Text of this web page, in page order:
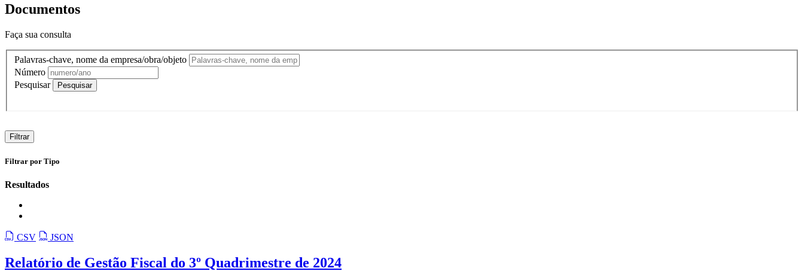
Documentos
Faça sua consulta
Palavras-chave, nome da empresa/obra/objeto
Número
Pesquisar
Filtrar
Filtrar por Tipo
Resultados
CSV JSON
Relatório de Gestão Fiscal do 3º Quadrimestre de 2024